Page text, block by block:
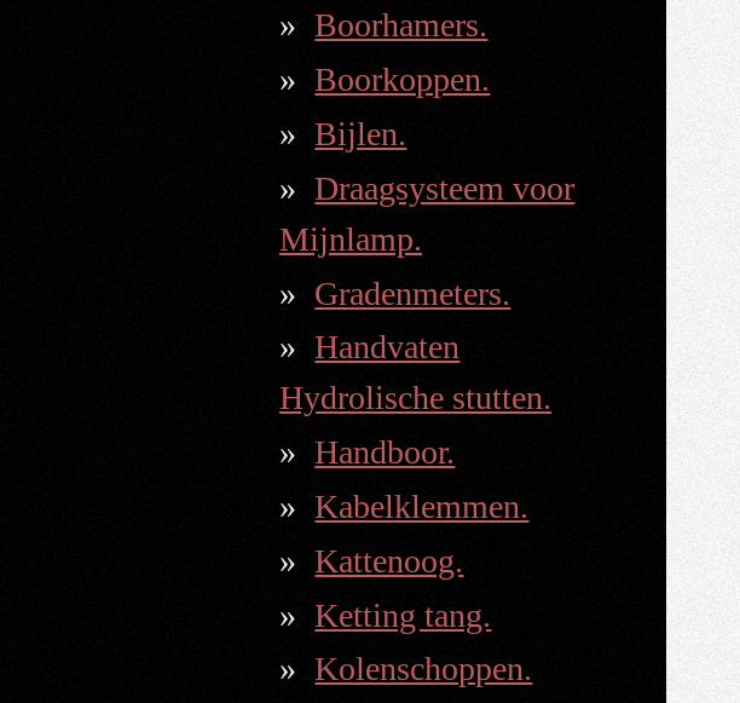
Boorhamers.
Boorkoppen.
Bijlen.
Draagsysteem voor
Mijnlamp.
Gradenmeters.
Handvaten
Hydrolische stutten.
Handboor.
Kabelklemmen.
Kattenoog.
Ketting tang.
Kolenschoppen.